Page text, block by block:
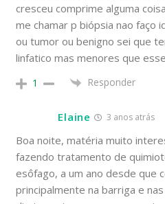
cresceu comprime alguma
me chamar p biópsia nao faço
ou tumor ou benigno sei que
linfatico mas menores que
1 Responder
Elaine 3 anos atrás
Boa noite, matéria muito
fazendo tratamento de
esôfago, a um ano desde que
principalmente na barriga e